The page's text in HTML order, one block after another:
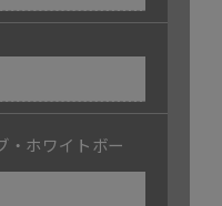
・ホワイトボー